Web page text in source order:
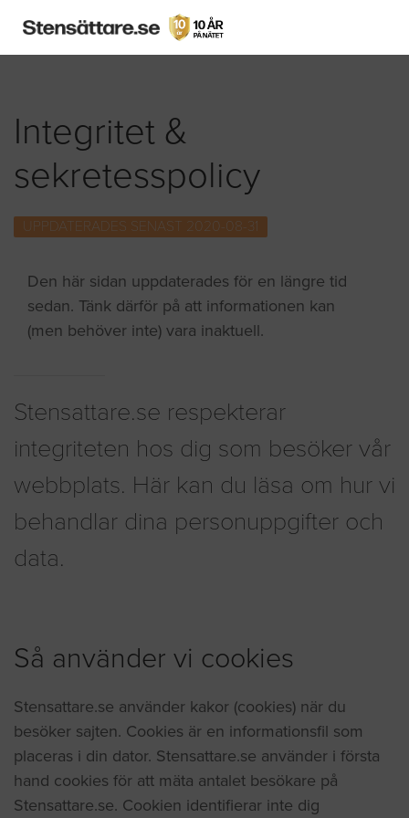
Integritet &
sekretesspolicy
UPPDATERADES SENAST 2020-08-31
Den här sidan uppdaterades för en längre tid
sedan. Tänk därför på att informationen kan
(men behöver inte) vara inaktuell.
Stensattare.se respekterar
integriteten hos dig som besöker vår
webbplats. Här kan du läsa om hur vi
behandlar dina personuppgifter och
data.
Så använder vi cookies
Stensattare.se använder kakor (cookies) när du
besöker sajten. Cookies är en informationsfil som
placeras i din dator. Stensattare.se använder i första
hand cookies för att mäta antalet besökare på
Stensattare.se. Cookien identifierar inte dig